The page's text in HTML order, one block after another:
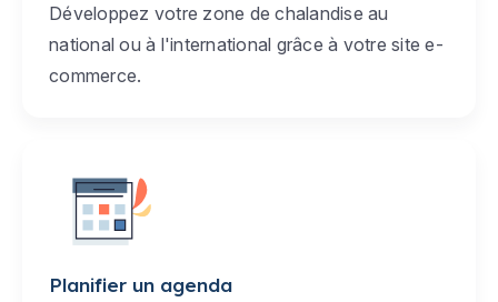
Développez votre zone de chalandise au
national ou à l'international grâce à votre site e-
commerce.
Planifier un agenda